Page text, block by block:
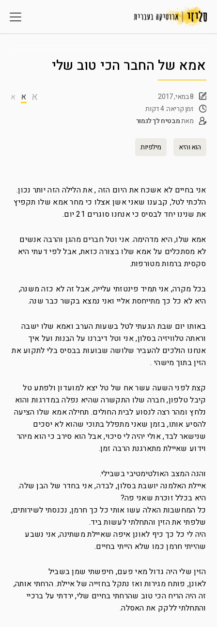
אמא של החבר הכי טוב שלי
א א א
8 במאי, 2017
זמן קריאה: 4 דקות
מאתמבטיח לך לגמור
הוא והיא מילפיות
אני בחיים לא אשכח את היום הזה , את הלילה הזה יותר נכון.
הלכתי לטל, קבענו שאני אשן אצלו כי מחר אמא שלו תקפיץ
את שנינו יחד לבסיס כי אנחנו סוגרים 21 יום.
אמא שלו, היא מדהימה. אני וטל חברים מהגן והרבה אנשים
לא מסתכלים על אמא שלו בצורה כזאת, אבל לפי דעתי היא
סקסית ברמות מטורפות.
בכל מקרה, אני תמיד פינטזתי עלייה, אבל זה לא כזה משנה,
היא לא כל כך מתייחסת אליי ואני נמצא בקשר כבר שנה.
באותו יום שבת הגעתי לטל בשעות הערב ואמא שלו ישבה
וראתה טלוויזיה בסלון, אני וטל דיברנו על הבנות ועל איך
אנחנו הולכים להעביר שלושה שבועות בבסיס בלי לתקוע את
הזין בתוך מישהי .
קצת לפני השעה עשר אח של טל יצא למועדון ולפתע טל
קיבל טלפון, חברה שלו התקשרה שהיא נפלה במדרגות והוא
נלחץ ומהר רצה לנסוע לבית החולים. תחילה אמא שלו הציעה
להסיע אותו, בזמן שאני מתפלל בתוכי שהוא לא יסכים
שנישאר לבד, אולי יהיה לי סיכוי, אבל הוא סירב כי הוא מיהר
וידוע שאיילת מתארגנת הרבה זמן.
והנה המצב האולטימטיבי בשבילי.
איילת האלמנה יושבת בסלון, לבדה, אני בחדר של הבן שלה.
היא בכלל זוכרת שאני פה?
כל המחשבות האלה עשו אותי כל כך חרמן, נכנסתי לשירותים,
שלפתי את הזין והתחלתי לעשות ביד.
היה לי כל כך כיף לאונן איפה שאיילת משתינה, אני נשבע
שהייתי חרמן כמו שלא הייתי בחיים.
הזין שלי היה גדול מאי פעם, חיפשתי שמן בשביל
לאונן, פותח מגירות ואז נתקל בחזייה של איילת. הרחתי אותה,
זה היה הריח הכי טוב שהרחתי בחיים שלי, ירדתי על ברכיי
והתחלתי ללקק את האסלה.